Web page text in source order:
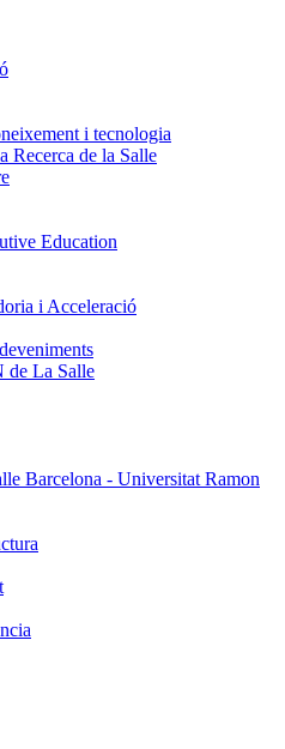
i tecnologia
Recerca de la Salle
Education
i Acceleració
de La Salle
Barcelona - Universitat Ramon